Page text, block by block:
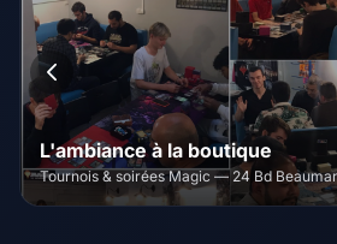
L'ambiance à la boutique
Tournois & soirées Magic — 24 Bd